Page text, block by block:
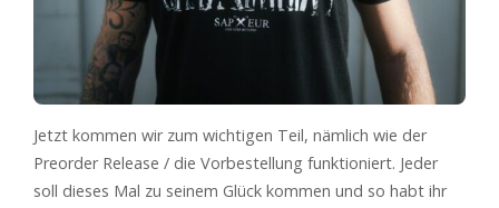
Jetzt kommen wir zum wichtigen Teil, nämlich wie der
Preorder Release / die Vorbestellung funktioniert. Jeder
soll dieses Mal zu seinem Glück kommen und so habt ihr